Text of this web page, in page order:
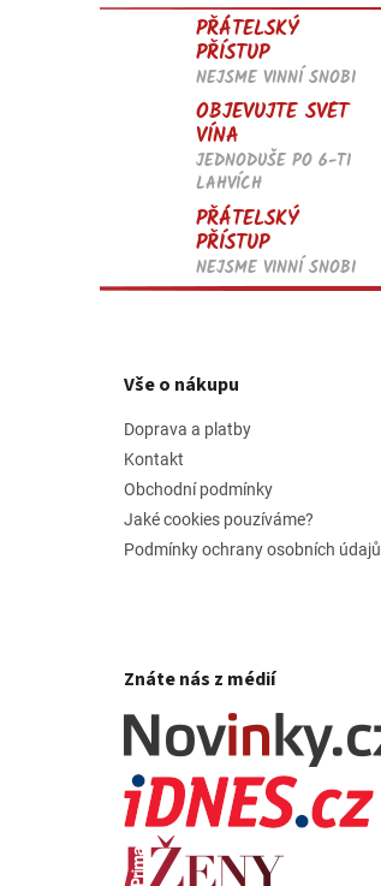
PŘÁTELSKÝ
PŘÍSTUP
NEJSME VINNÍ SNOBI
OBJEVUJTE SVĚT
VÍNA
JEDNODUŠE PO 6-TI
LAHVÍCH
PŘÁTELSKÝ
PŘÍSTUP
NEJSME VINNÍ SNOBI
Vše o nákupu
Doprava a platby
Kontakt
Obchodní podmínky
Jaké cookies pouzíváme?
Podmínky ochrany osobních údajů
Znáte nás z médií